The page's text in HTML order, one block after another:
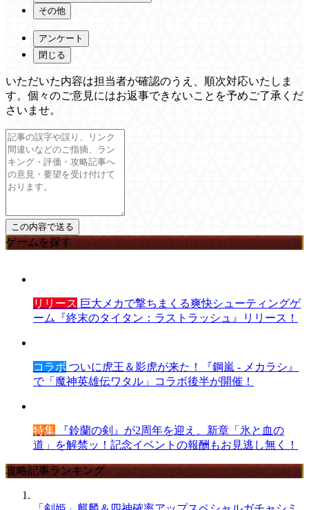
その他
アンケート
閉じる
いただいた内容は担当者が確認のうえ、順次対応いたしま
す。個々のご意見にはお返事できないことを予めご了承くだ
さいませ。
ゲームを探す
リリース 巨大メカで撃ちまくる爽快シューティングゲ
ーム『終末のタイタン：ラストラッシュ』リリース！
コラボ ついに虎王＆影虎が来た！『鋼嵐 - メカラシ』
で「魔神英雄伝ワタル」コラボ後半が開催！
特集 『鈴蘭の剣』が2周年を迎え、新章「氷と血の
道」を解禁ッ！記念イベントの報酬もお見逃し無く！
攻略記事ランキング